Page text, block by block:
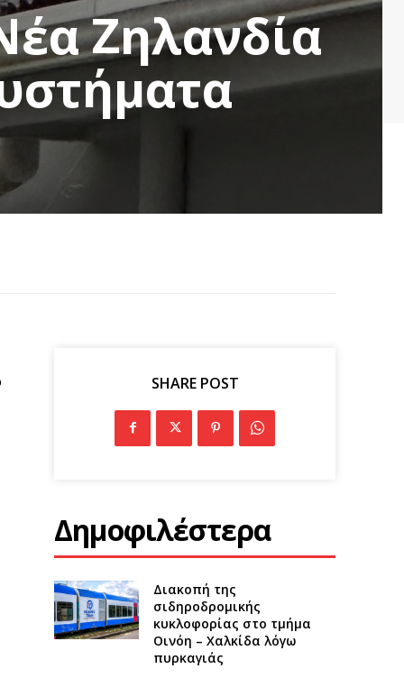
Ζηλανδία
SHARE POST
Δημοφιλέστερα
Διακοπή της
σιδηροδρομικής
κυκλοφορίας στο τμήμα
Οινόη – Χαλκίδα λόγω
πυρκαγιάς